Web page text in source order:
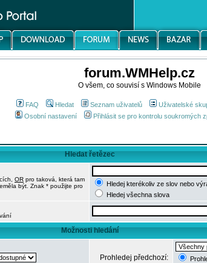
forum.WMHelp.cz
O všem, co souvisí s Windows Mobile
FAQ Hledat Seznam uživatelů Uživatelské
Osobní nastavení
Přihlásit se pro kontrolu soukromých
Hledat řetězec
OR pro taková, která tam
být. Znak * použijte pro
Hledej kterékoliv ze slov nebo
Hledej všechna slova
Možnosti hledání
Prohledej předchozí: